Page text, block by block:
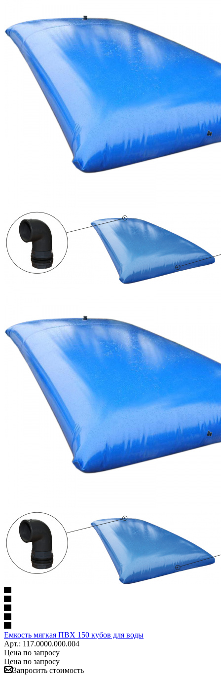
Емкость мягкая ПВХ 150 кубов для воды
Арт.: 117.0000.000.004
Цена по запросу
Цена по запросу
Запросить стоимость